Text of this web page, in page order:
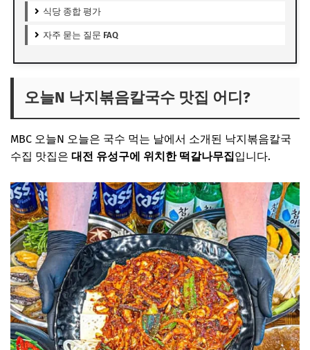
식당 종합 평가
자주 묻는 질문 FAQ
오늘N 낙지볶음칼국수 맛집 어디?
MBC 오늘N 오늘은 국수 먹는 날에서 소개된 낙지볶음칼국
수집 맛집은 대전 유성구에 위치한 떡갈나무집입니다.